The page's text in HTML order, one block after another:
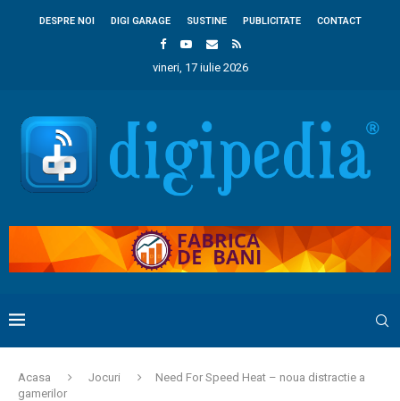
DESPRE NOI DIGI GARAGE SUSTINE PUBLICITATE CONTACT
vineri, 17 iulie 2026
Acasa Jocuri
Need For Speed Heat – noua distractie a
gamerilor